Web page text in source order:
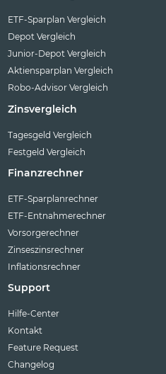
ETF-Sparplan Vergleich
Depot Vergleich
Junior-Depot Vergleich
Aktiensparplan Vergleich
Robo-Advisor Vergleich
Zinsvergleich
Tagesgeld Vergleich
Festgeld Vergleich
Finanzrechner
ETF-Sparplanrechner
ETF-Entnahmerechner
Vorsorgerechner
Zinseszinsrechner
Inflationsrechner
Support
Hilfe-Center
Kontakt
Feature Request
Changelog